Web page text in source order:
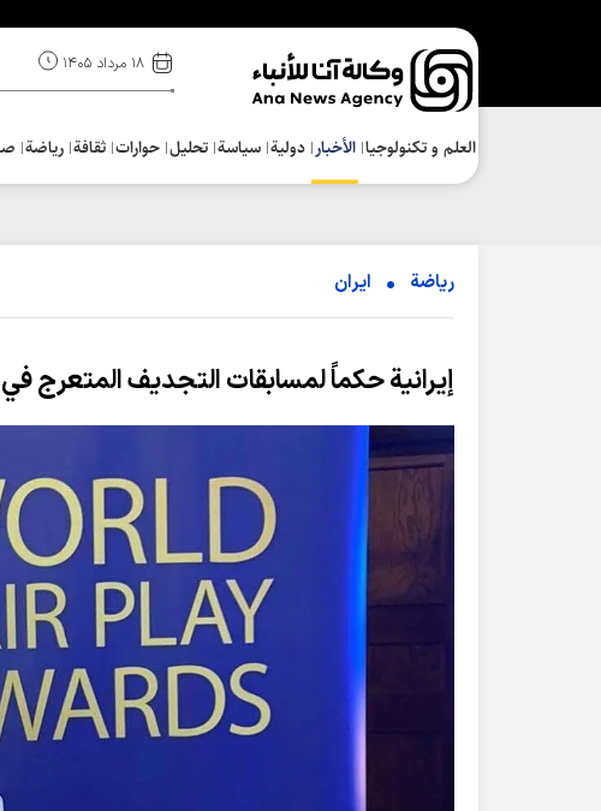
۱۸ مرداد ۱۴۰۵
العلم و تکنولوجیا الأخبار دولية سياسة تحلیل حوارات ثقافة رياضة
رياضة ایران
إيرانية حكماً لمسابقات التجديف المتعرج في